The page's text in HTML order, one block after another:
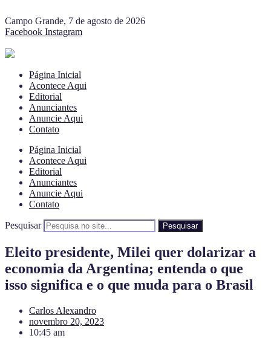
Campo Grande, 7 de agosto de 2026
Facebook Instagram
Página Inicial
Acontece Aqui
Editorial
Anunciantes
Anuncie Aqui
Contato
Página Inicial
Acontece Aqui
Editorial
Anunciantes
Anuncie Aqui
Contato
Pesquisar Pesquisar
Eleito presidente, Milei quer dolarizar a
economia da Argentina; entenda o que
isso significa e o que muda para o Brasil
Carlos Alexandro
novembro 20, 2023
10:45 am